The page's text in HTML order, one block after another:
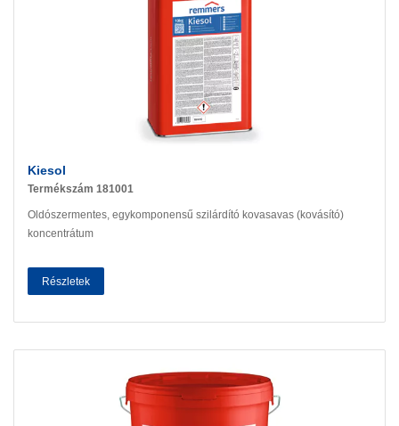
Kiesol
Termékszám 181001
Oldószermentes, egykomponensű szilárdító kovasavas (kovásító)
koncentrátum
Részletek